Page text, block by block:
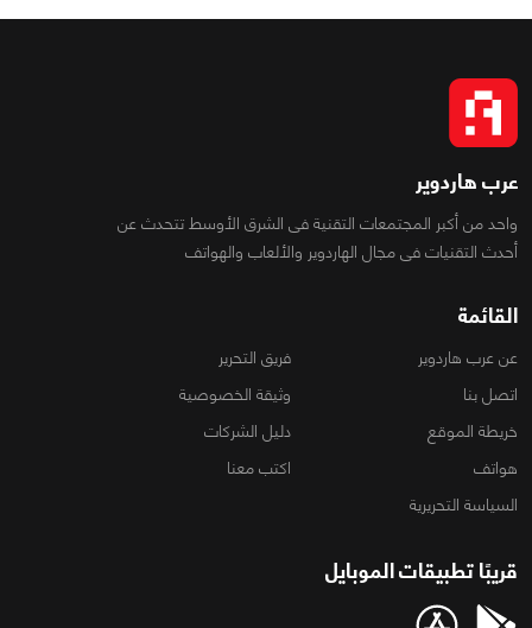
عرب هاردوير
واحد من أكبر المجتمعات التقنية فى الشرق الأوسط تتحدث عن
أحدث التقنيات فى مجال الهاردوير والألعاب والهواتف
القائمة
عن عرب هاردوير
فريق التحرير
اتصل بنا
وثيقة الخصوصية
خريطة الموقع
دليل الشركات
هواتف
اكتب معنا
السياسة التحريرية
قريبًا تطبيقات الموبايل